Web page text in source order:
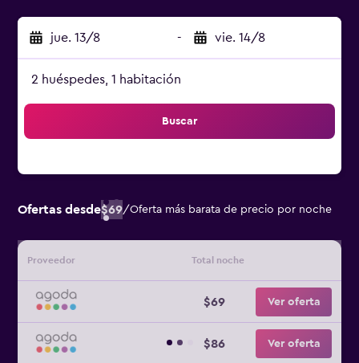
jue. 13/8 - vie. 14/8
2 huéspedes, 1 habitación
Buscar
Ofertas desde$69/Oferta más barata de precio por noche
Proveedor Total noche
$69 Ver oferta
$86 Ver oferta